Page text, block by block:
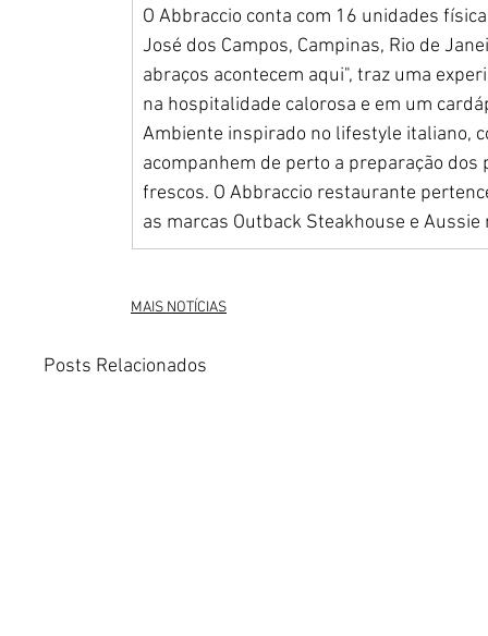
O Abbraccio conta com 16 unidades
José dos Campos, Campinas, Rio de
abraços acontecem aqui", traz uma
na hospitalidade calorosa e em um
Ambiente inspirado no lifestyle italiano,
acompanhem de perto a preparação
frescos. O Abbraccio restaurante
as marcas Outback Steakhouse e Aussie
MAIS NOTÍCIAS
Posts Relacionados